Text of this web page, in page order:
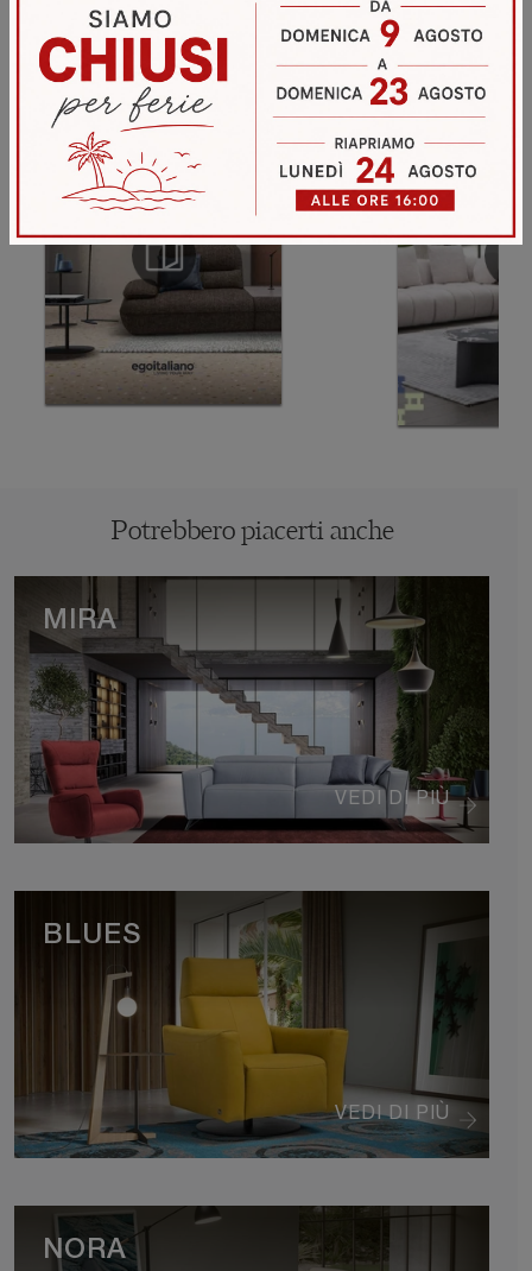
Sfoglia i cataloghi
Potrebbero piacerti anche
VEDI DI PIÙ
MIRA
VEDI DI PIÙ
BLUES
NORA